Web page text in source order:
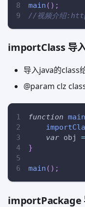
main ( ) ;
//视频介绍
importClass 导
导入java的class
@param clz
function main
var obj =
}
main ( ) ;
importPackage